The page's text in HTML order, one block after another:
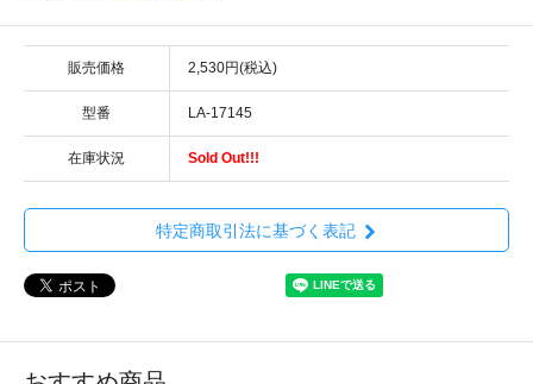
販売価格 2,530円(税込)
型番 LA-17145
在庫状況 Sold Out!!!
特定商取引法に基づく表記